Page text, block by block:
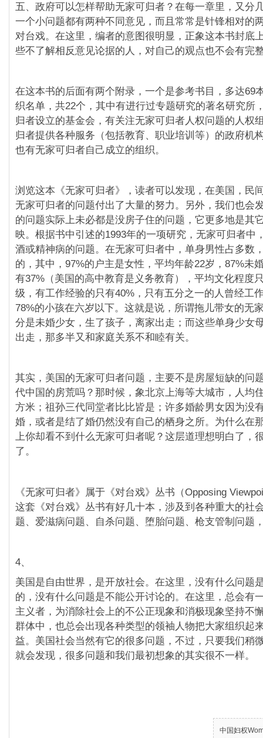
五、政府可以怎样帮助无家可归者？在每一章里，又分
一个小问题都有两种不同意见，而且常常是针锋相对的
对台戏。在这里，编者的意图很明显，正象这本书封底
些不了解相反意见论据的人，对自己的观点也不会有完
在这本书的后面有两个附录，一个是参考书目，多达69
织名单，共22个，其中有进行过专题研究的著名研究所
归者设立的基金会，有关注无家可归者人权问题的人权
归者提供各种服务（包括教育、职业培训等）的政府机
也有无家可归者自己成立的组织。
浏览这本《无家可归者》，读者可以发现，在美国，民
无家可归者的问题付出了大量的努力。另外，我们也会
的问题实际上未必都是没房子住的问题，它更多地是其
映。根据书中引述的1993年的一项研究，无家可归者中
酒或精神病的问题。在无家可归者中，单身男性占多数
的，其中，97%的户主是女性，平均年龄22岁，87%未
有37%（美国的高中教育是义务教育），平均文化程度
级，有工作经验的只有40%，只有五分之一的人曾经工
78%的小孩在六岁以下。这就是说，所谓拖儿带女的无
分是未婚少女，生了孩子，离家出走；而这些单身少女
出走，那多半又和家庭关系不和睦有关。
其实，美国的无家可归者问题，主要不是房屋短缺的问
代中国的房荒吗？那时候，象北京上海等大城市，人均
方米；祖孙三代同堂者比比皆是；许多婚龄男女因为没
婚，或者是结了婚仍然没有自己的栖身之所。为什么在
上你却看不到什么无家可归者呢？这层道理想明白了，
了。
《无家可归者》属于《对台戏》丛书（Opposing
这套《对台戏》丛书有好几十本，涉及到各种重大的社
题、爱滋病问题、自杀问题、堕胎问题、枪支管制问题
4、
美国是自由世界，是开放社会。在这里，没有什么问题
的，没有什么问题是不能公开讨论的。在这里，总会有
主义者，为消除社会上的不公正现象和消极现象坚持不
群体中，也总会出现各种类型的领袖人物把大家组织起
益。美国社会当然有它的很多问题，不过，只要我们稍
就会发现，很多问题和我们最初想象的其实很不一样。
中国妇权